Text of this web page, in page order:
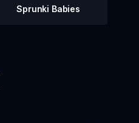
Sprunki Babies